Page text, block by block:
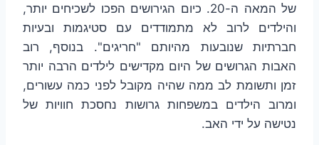
של המאה ה-20. כיום הגירושים הפכו לשכיחים יותר,
והילדים לרוב לא מתמודדים עם סטיגמות ובעיות
חברתיות שנובעות מהיותם "חריגים". בנוסף, רוב
האבות הגרושים של היום מקדישים לילדים הרבה יותר
זמן ותשומת לב ממה שהיה מקובל לפני כמה עשורים,
ומרוב הילדים במשפחות גרושות נחסכת חוויות של
נטישה על ידי האב.